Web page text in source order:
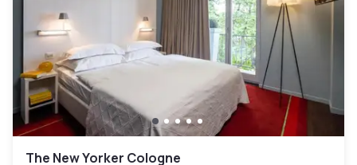
The New Yorker Cologne